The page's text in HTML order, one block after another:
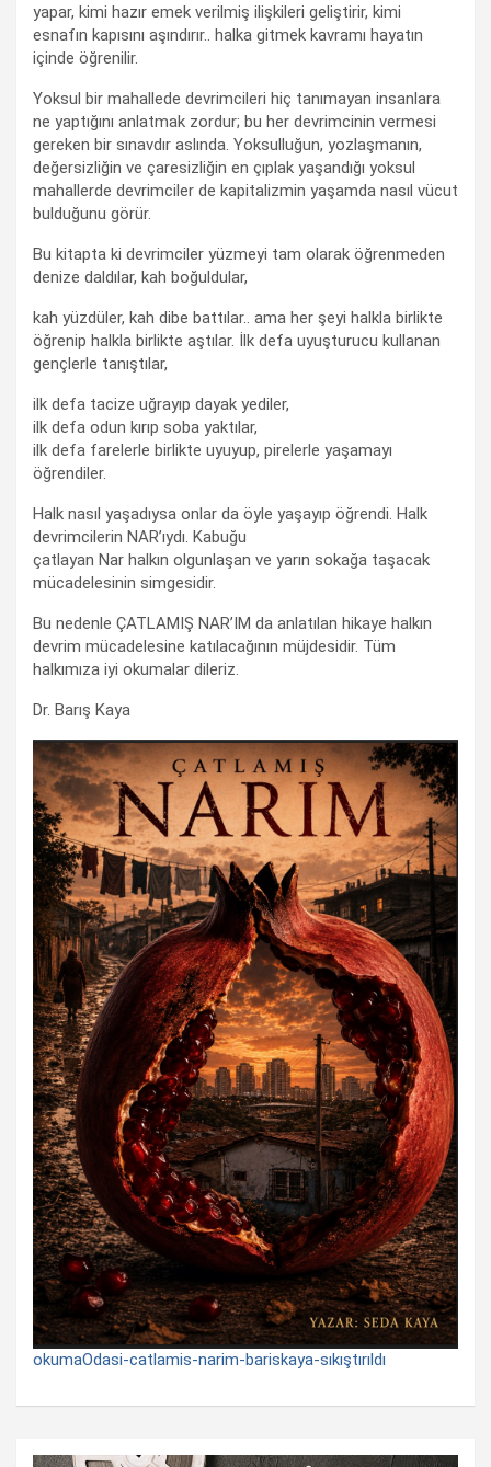
yapar, kimi hazır emek verilmiş ilişkileri geliştirir, kimi
esnafın kapısını aşındırır.. halka gitmek kavramı hayatın
içinde öğrenilir.
Yoksul bir mahallede devrimcileri hiç tanımayan insanlara
ne yaptığını anlatmak zordur; bu her devrimcinin vermesi
gereken bir sınavdır aslında. Yoksulluğun, yozlaşmanın,
değersizliğin ve çaresizliğin en çıplak yaşandığı yoksul
mahallerde devrimciler de kapitalizmin yaşamda nasıl vücut
bulduğunu görür.
Bu kitapta ki devrimciler yüzmeyi tam olarak öğrenmeden
denize daldılar, kah boğuldular,
kah yüzdüler, kah dibe battılar.. ama her şeyi halkla birlikte
öğrenip halkla birlikte aştılar. İlk defa uyuşturucu kullanan
gençlerle tanıştılar,
ilk defa tacize uğrayıp dayak yediler,
ilk defa odun kırıp soba yaktılar,
ilk defa farelerle birlikte uyuyup, pirelerle yaşamayı
öğrendiler.
Halk nasıl yaşadıysa onlar da öyle yaşayıp öğrendi. Halk
devrimcilerin NAR’ıydı. Kabuğu
çatlayan Nar halkın olgunlaşan ve yarın sokağa taşacak
mücadelesinin simgesidir.
Bu nedenle ÇATLAMIŞ NAR’IM da anlatılan hikaye halkın
devrim mücadelesine katılacağının müjdesidir. Tüm
halkımıza iyi okumalar dileriz.
Dr. Barış Kaya
okumaOdasi-catlamis-narim-bariskaya-sıkıştırıldı